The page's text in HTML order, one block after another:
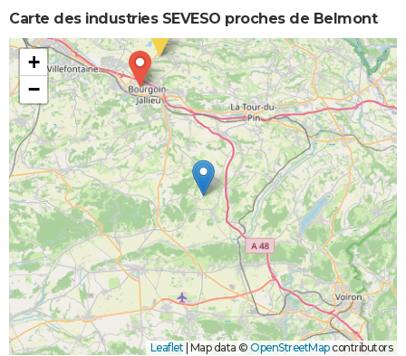
Carte des industries SEVESO proches de Belmont
+
−
Leaflet Map data © OpenStreetMapcontributors